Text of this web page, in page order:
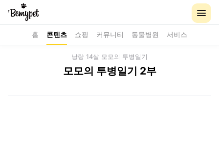
홈 콘텐츠 쇼핑 커뮤니티 동물병원 서비스
낭랑 14살 모모의 투병일기
모모의 투병일기 2부